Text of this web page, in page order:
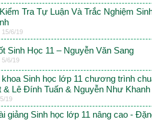
Tra Tự Luận Và Trắc Nghiệm
15/6/19
Sinh Học 11 – Nguyễn Văn Sang
5/6/19
khoa Sinh học lớp 11 chương trình
& Lê Đính Tuấn & Nguyễn Như Khanh
19
giảng Sinh học lớp 11 nâng cao -